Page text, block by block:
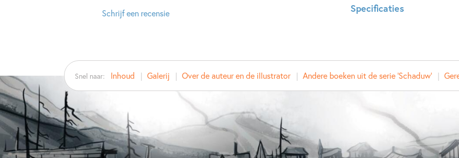
Schrijf een recensie
de loer ligt?
Specificaties
NUR:
283
Type:
Auteur(s):
Timo
17,99
Aantal pagina's:
176
Snel naar: Inhoud Galerij Over de auteur en de illustrator Andere boeken uit de serie 'Schaduw'